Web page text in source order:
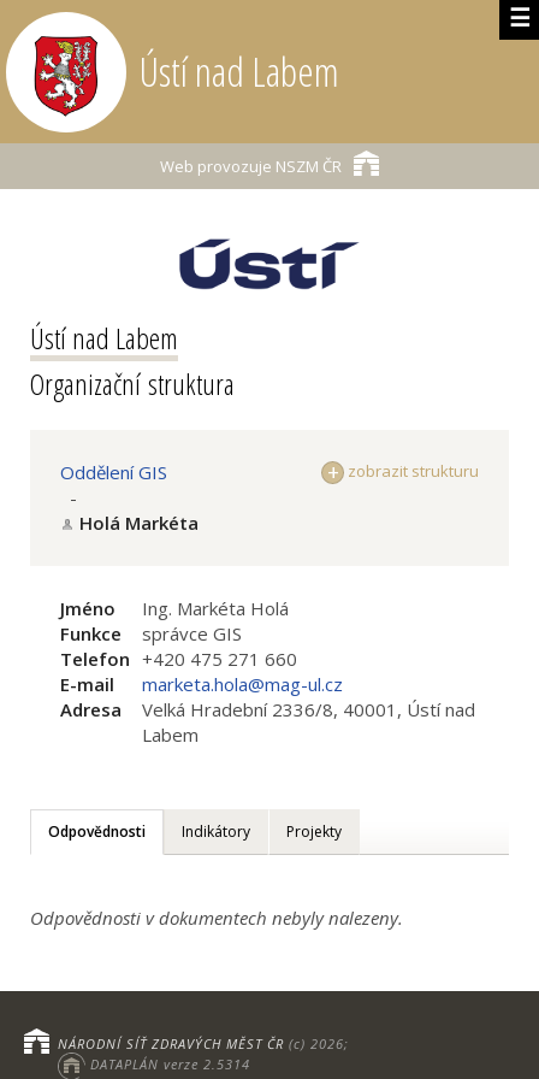
☰
Ústí nad Labem
Web provozuje NSZM ČR
Ústí nad Labem
Organizační struktura
zobrazit strukturu
Oddělení GIS
-
Holá Markéta
Jméno
Ing. Markéta Holá
Funkce
správce GIS
Telefon +420 475 271 660
E-mail
marketa.hola@mag-ul.cz
Adresa
Velká Hradební 2336/8, 40001, Ústí nad
Labem
Odpovědnosti Indikátory Projekty
Odpovědnosti v dokumentech nebyly nalezeny.
NÁRODNÍ SÍŤ ZDRAVÝCH MĚST ČR (c) 2026;
DATAPLÁN verze 2.5314